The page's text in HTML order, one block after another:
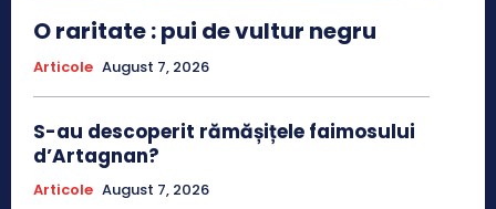
O raritate : pui de vultur negru
Articole August 7, 2026
S-au descoperit rămășițele faimosului
d’Artagnan?
Articole August 7, 2026